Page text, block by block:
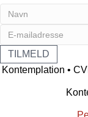
Kontemplation •